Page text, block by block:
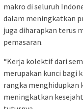
makro di seluruh
dalam meningkatkan
juga diharapkan terus
pemasaran.
“Kerja kolektif dari
merupakan kunci bagi
rangka menghidupkan
meningkatkan